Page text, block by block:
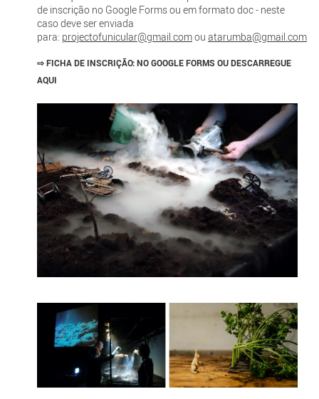
de inscrição no Google Forms ou em formato doc - neste
caso deve ser enviada
para: projectofunicular@gmail.comou atarumba@gmail.com
⇨FICHA DE INSCRIÇÃO:NO GOOGLE FORMS OU DESCARREGUE
AQUI